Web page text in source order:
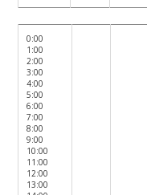
0:00
1:00
2:00
3:00
4:00
5:00
6:00
7:00
8:00
9:00
10:00
11:00
12:00
13:00